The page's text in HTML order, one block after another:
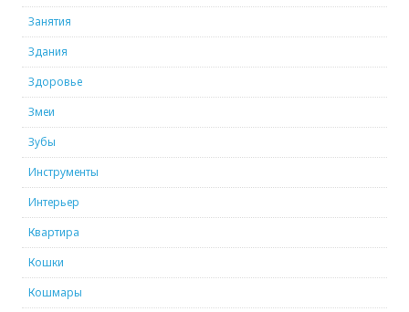
Занятия
Здания
Здоровье
Змеи
Зубы
Инструменты
Интерьер
Квартира
Кошки
Кошмары